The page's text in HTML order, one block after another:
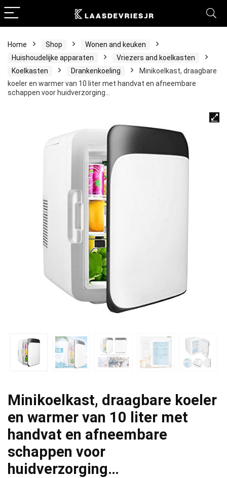
Home Shop
Wonen and keuken
Huishoudelijke apparaten
Vriezers and koelkasten
Koelkasten
Drankenkoeling
Minikoelkast, draagbare
koeler en warmer van 10 liter met handvat en afneembare
schappen voor huidverzorging…
Minikoelkast, draagbare koeler
en warmer van 10 liter met
handvat en afneembare
schappen voor
huidverzorging…